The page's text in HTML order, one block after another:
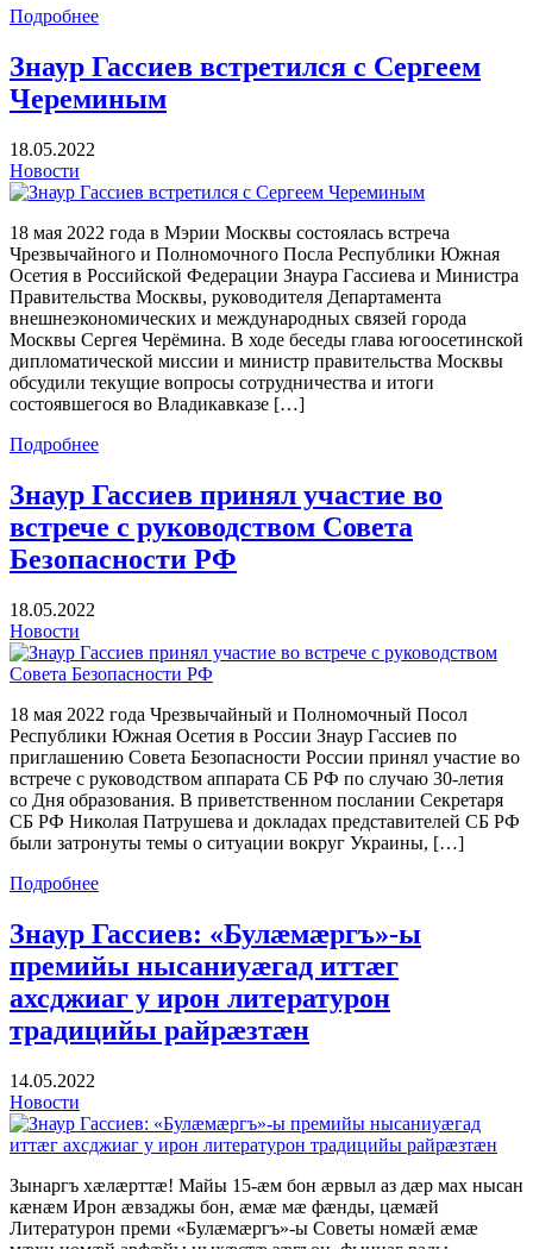
Подробнее
Знаур Гассиев встретился с Сергеем
Череминым
18.05.2022
Новости
18 мая 2022 года в Мэрии Москвы состоялась встреча
Чрезвычайного и Полномочного Посла Республики Южная
Осетия в Российской Федерации Знаура Гассиева и Министра
Правительства Москвы, руководителя Департамента
внешнеэкономических и международных связей города
Москвы Сергея Черёмина. В ходе беседы глава югоосетинской
дипломатической миссии и министр правительства Москвы
обсудили текущие вопросы сотрудничества и итоги
состоявшегося во Владикавказе […]
Подробнее
Знаур Гассиев принял участие во
встрече с руководством Совета
Безопасности РФ
18.05.2022
Новости
18 мая 2022 года Чрезвычайный и Полномочный Посол
Республики Южная Осетия в России Знаур Гассиев по
приглашению Совета Безопасности России принял участие во
встрече с руководством аппарата СБ РФ по случаю 30-летия
со Дня образования. В приветственном послании Секретаря
СБ РФ Николая Патрушева и докладах представителей СБ РФ
были затронуты темы о ситуации вокруг Украины, […]
Подробнее
Знаур Гассиев: «Булæмæргъ»-ы
премийы нысаниуæгад иттæг
ахсджиаг у ирон литературон
традицийы райрæзтæн
14.05.2022
Новости
Зынаргъ хæлæрттæ! Майы 15-æм бон æрвыл аз дæр мах нысан
кæнæм Ирон æвзаджы бон, æмæ мæ фæнды, цæмæй
Литературон преми «Булæмæргъ»-ы Советы номæй æмæ